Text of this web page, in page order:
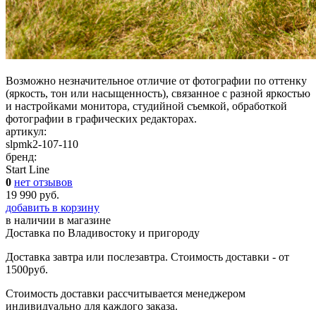
Возможно незначительное отличие от фотографии по оттенку
(яркость, тон или насыщенность), связанное с разной яркостью
и настройками монитора, студийной съемкой, обработкой
фотографии в графических редакторах.
артикул:
slpmk2-107-110
бренд:
Start Line
0 нет отзывов
19 990 руб.
добавить в корзину
в наличии в магазине
Доставка по Владивостоку и пригороду
Доставка завтра или послезавтра. Стоимость доставки - от
1500руб.
Стоимость доставки рассчитывается менеджером
индивидуально для каждого заказа.